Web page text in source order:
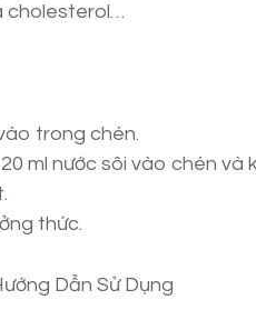
cholesterol…
trong chén.
ml nước sôi vào chén và
thức.